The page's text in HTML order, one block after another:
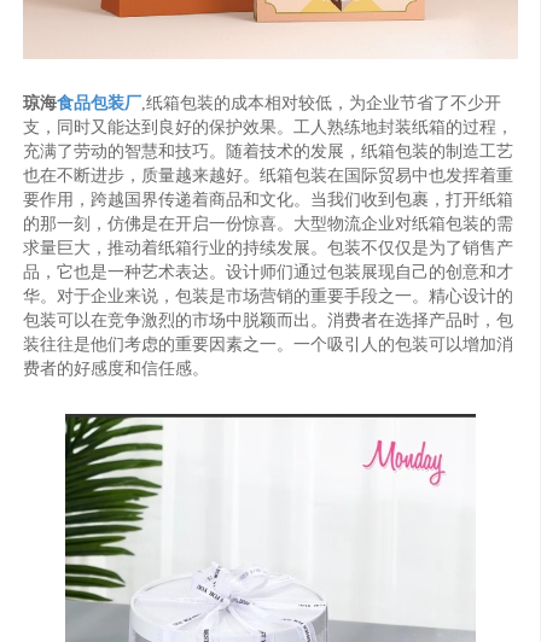
琼海食品包装厂 ,纸箱包装的成本相对较低，为企业节省了不少开
支，同时又能达到良好的保护效果。工人熟练地封装纸箱的过程，
充满了劳动的智慧和技巧。随着技术的发展，纸箱包装的制造工艺
也在不断进步，质量越来越好。纸箱包装在国际贸易中也发挥着重
要作用，跨越国界传递着商品和文化。当我们收到包裹，打开纸箱
的那一刻，仿佛是在开启一份惊喜。大型物流企业对纸箱包装的需
求量巨大，推动着纸箱行业的持续发展。包装不仅仅是为了销售产
品，它也是一种艺术表达。设计师们通过包装展现自己的创意和才
华。对于企业来说，包装是市场营销的重要手段之一。精心设计的
包装可以在竞争激烈的市场中脱颖而出。消费者在选择产品时，包
装往往是他们考虑的重要因素之一。一个吸引人的包装可以增加消
费者的好感度和信任感。